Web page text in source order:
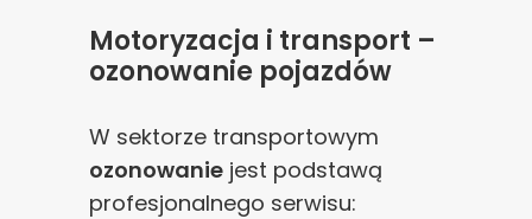
Motoryzacja i transport –
ozonowanie pojazdów
W sektorze transportowym
ozonowanie jest podstawą
profesjonalnego serwisu: